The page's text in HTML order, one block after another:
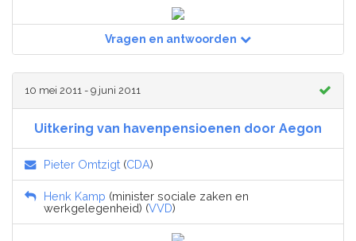
Vragen en antwoorden
10 mei 2011 - 9 juni 2011
Uitkering van havenpensioenen door Aegon
Pieter Omtzigt (CDA)
Henk Kamp (minister sociale zaken en
werkgelegenheid) (VVD)